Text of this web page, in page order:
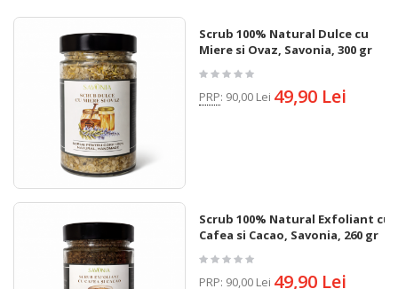
Scrub 100% Natural Dulce cu
Miere si Ovaz, Savonia, 300 gr
PRP: 90,00 Lei 49,90 Lei
Scrub 100% Natural Exfoliant cu
Cafea si Cacao, Savonia, 260 gr
PRP: 90,00 Lei 49,90 Lei